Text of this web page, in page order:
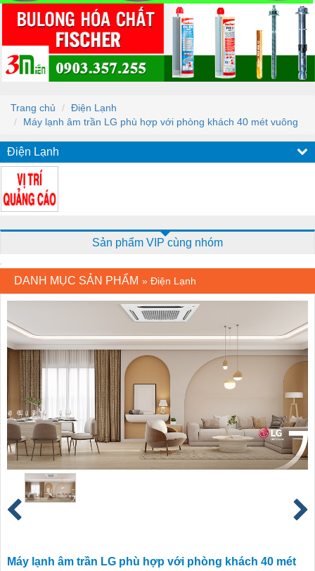
Trang chủ
Điện Lạnh
Máy lạnh âm trần LG phù hợp với phòng khách 40 mét vuông
Điện Lạnh
Sản phẩm VIP cùng nhóm
DANH MỤC SẢN PHẨM » Điện Lạnh
Máy lạnh âm trần LG phù hợp với phòng khách 40 mét